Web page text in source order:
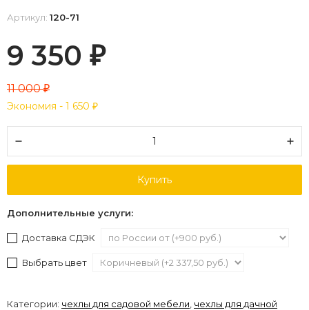
Артикул: 120-71
9 350 ₽
11 000₽
Экономия - 1 650 ₽
Купить
Дополнительные услуги:
Доставка СДЭК
Выбрать цвет
Категории: чехлы для садовой мебели чехлы для дачной